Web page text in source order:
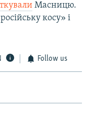
Масницю.
косу» і
Follow us